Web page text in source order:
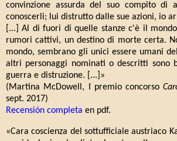
convinzione assurda del suo compito
conoscerli; lui distrutto dalle sue azioni, io
[...] Al di fuori di quelle stanze c'è il
rumori cattivi, un destino di morte certa.
mondo, sembrano gli unici essere umani
altri personaggi nominati o descritti sono
guerra e distruzione. [...]»
(Martina McDowell, I premio concorso
sept. 2017)
Recensión completa en pdf.
«Cara coscienza del sottufficiale austriaco